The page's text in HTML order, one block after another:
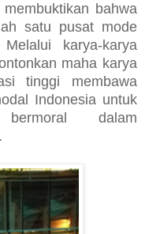
bahwa
satu pusat mode
karya-karya
maha karya
tinggi membawa
Indonesia untuk
dalam